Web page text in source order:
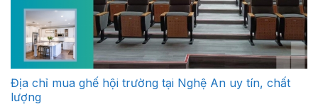
Địa chỉ mua ghế hội trường tại Nghệ An uy tín, chất
lượng